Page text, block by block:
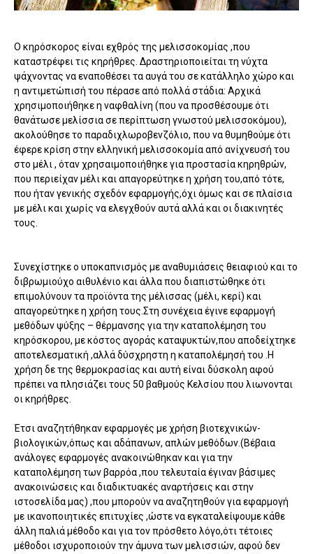
Ο κηρόσκορος είναι εχθρός της μελισσοκομίας ,που
καταστρέφει τις κηρήθρες. Δραστηριοποιείται τη νύχτα
ψάχνοντας να εναποθέσει τα αυγά του σε κατάλληλο χώρο και
η αντιμετώπισή του πέρασε από πολλά στάδια: Αρχικά
χρησιμοποιήθηκε η ναφθαλίνη (που να προσθέσουμε ότι
θανάτωσε μελίσσια σε περίπτωση γνωστού μελισσοκόμου),
ακολούθησε το παραδιχλωροβενζόλιο, που να θυμηθούμε ότι
έφερε κρίση στην ελληνική μελισσοκομία από ανίχνευσή του
στο μέλι , όταν χρησαιμοποιήθηκε για προστασία κηρηθρών,
που περιείχαν μέλι και απαγορεύτηκε η χρήση του,από τότε,
που ήταν γενικής σχεδόν εφαρμογής,όχι όμως και σε πλαίσια
με μέλι και χωρίς να ελεγχθούν αυτά αλλά και οι διακινητές
τους.
Συνεχίστηκε ο υποκαπνισμός με αναθυμιάσεις θειαφιού και το
διβρωμιούχο αιθυλένιο και άλλα που διαπιστώθηκε ότι
επιμολύνουν τα προϊόντα της μέλισσας (μέλι, κερί) και
απαγορεύτηκε η χρήση τους.Στη συνέχεια έγινε εφαρμογή
μεθόδων ψύξης – θέρμανσης για την καταπολέμηση του
κηρόσκορου, με κόστος αγοράς καταψυκτών,που αποδείχτηκε
αποτελεσματική ,αλλά δύσχρηστη η καταπολέμησή του .H
χρήση δε της θερμοκρασίας και αυτή είναι δύσκολη αφού
πρέπει να πλησιάζει τους 50 βαθμούς Κελσίου που λιωνονται
οι κηρήθρες.
Έτσι αναζητήθηκαν εφαρμογές με χρήση βιοτεχνικών-
βιολογικών,όπως και αδάπανων, απλών μεθόδων.(Βέβαια
ανάλογες εφαρμογές ανακοινώθηκαν και για την
καταπολέμηση των βαρρόα ,που τελευταία έγιναν βάσιμες
ανακοινώσεις και διαδικτυακές αναρτήσεις και στην
ιστοσελίδα μας) ,που μπορούν να αναζητηθούν για εφαρμογή
με ικανοποιητικές επιτυχίες ,ώστε να εγκαταλείψουμε κάθε
άλλη παλιά μέθοδο και για τον πρόσθετο λόγο,ότι τέτοιες
μέθοδοι ισχυροποιούν την άμυνα των μελισσιών, αφού δεν